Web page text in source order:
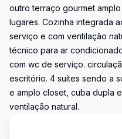
outro terraço gourmet
lugares. Cozinha integrada
serviço e com ventilação
técnico para ar
com wc de serviço.
escritório. 4 suítes sendo a
e amplo closet, cuba dupla
ventilação natural.